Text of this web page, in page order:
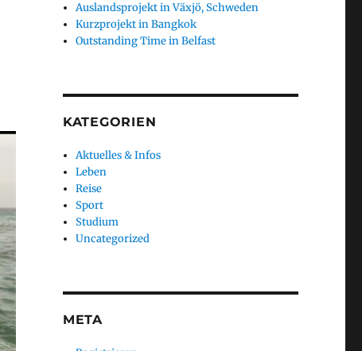
Auslandsprojekt in Växjö, Schweden
Kurzprojekt in Bangkok
Outstanding Time in Belfast
KATEGORIEN
Aktuelles & Infos
Leben
Reise
Sport
Studium
Uncategorized
META